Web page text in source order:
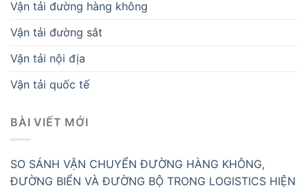
Vận tải đường hàng không
Vận tải đường sắt
Vận tải nội địa
Vận tải quốc tế
BÀI VIẾT MỚI
SO SÁNH VẬN CHUYỂN ĐƯỜNG HÀNG KHÔNG,
ĐƯỜNG BIỂN VÀ ĐƯỜNG BỘ TRONG LOGISTICS HIỆN